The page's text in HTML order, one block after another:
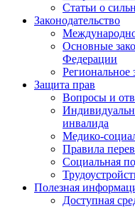
Статьи о
Законодательство
Основные
Федерации
Региональное
Защита прав
Вопросы и
инвалида
Медико-
Правила
Социальная
Полезная
Доступная